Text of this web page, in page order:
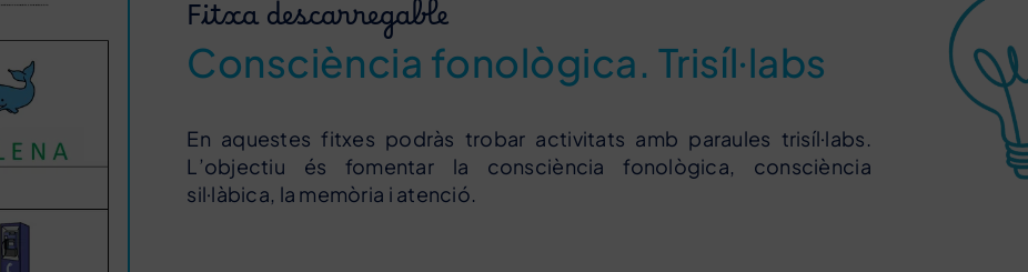
Fitxa descarregable
Consciència fonològica. Trisíl·labs
En aquestes fitxes podràs trobar activitats amb paraules trisíl·labs.
L’objectiu és fomentar la consciència fonològica, consciència
sil·làbica, la memòria i atenció.